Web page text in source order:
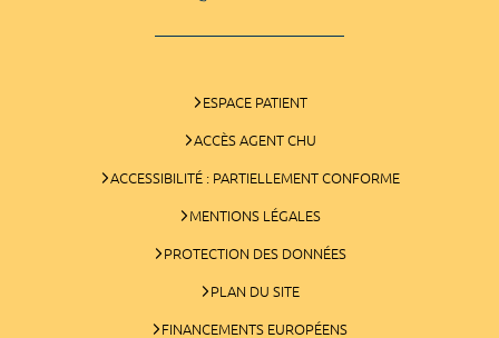
ESPACE PATIENT
ACCÈS AGENT CHU
ACCESSIBILITÉ : PARTIELLEMENT CONFORME
MENTIONS LÉGALES
PROTECTION DES DONNÉES
PLAN DU SITE
FINANCEMENTS EUROPÉENS